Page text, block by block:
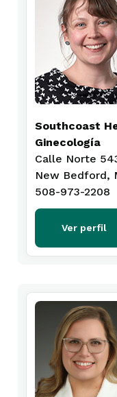
Southcoast
Ginecología
Calle Norte
New Bedford,
508-973-2208
Ver perfil